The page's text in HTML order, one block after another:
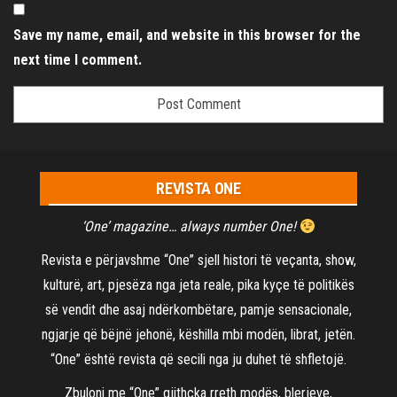
Save my name, email, and website in this browser for the
next time I comment.
REVISTA ONE
‘One’ magazine… always number One!
Revista e përjavshme “One” sjell histori të veçanta, show,
kulturë, art, pjesëza nga jeta reale, pika kyçe të politikës
së vendit dhe asaj ndërkombëtare, pamje sensacionale,
ngjarje që bëjnë jehonë, këshilla mbi modën, librat, jetën.
“One” është revista që secili nga ju duhet të shfletojë.
Zbuloni me “One” gjithçka rreth modës, blerjeve,